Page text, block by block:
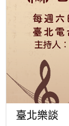
臺北樂談